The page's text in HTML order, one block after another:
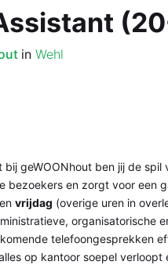
in Wehl
bij geWOONhout ben jij de
bezoekers en zorgt voor
en vrijdag (overige uren in
organisatorische
telefoongesprekken
op kantoor soepel